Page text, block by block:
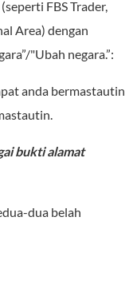
FBS Trader,
Area) dengan
"Ubah negara.”:
anda bermastautin
bukti alamat
dua belah